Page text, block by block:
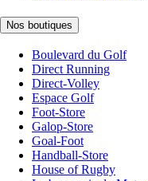
Nos boutiques
Boulevard du Golf
Direct Running
Direct-Volley
Espace Golf
Foot-Store
Galop-Store
Goal-Foot
Handball-Store
House of Rugby